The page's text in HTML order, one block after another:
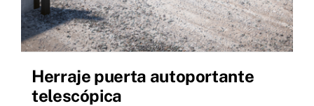
Herraje puerta autoportante
telescópica